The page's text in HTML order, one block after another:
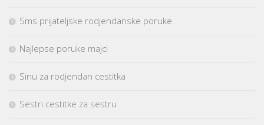
Sms prijateljske rodjendanske poruke
Najlepse poruke majci
Sinu za rodjendan cestitka
Sestri cestitke za sestru